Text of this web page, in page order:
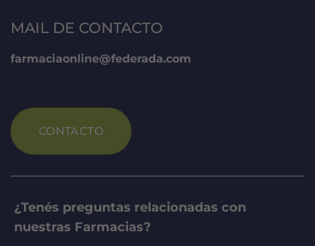
MAIL DE CONTACTO
farmaciaonline@federada.com
CONTACTO
¿Tenés preguntas relacionadas con
nuestras Farmacias?